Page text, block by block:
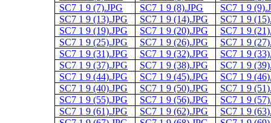
SC7 1 9 (7).JPG
SC7 1 9 (8).JPG
SC7 1 9
SC7 1 9 (13).JPG
SC7 1 9 (14).JPG
SC7 1 9
SC7 1 9 (19).JPG
SC7 1 9 (20).JPG
SC7 1 9
SC7 1 9 (25).JPG
SC7 1 9 (26).JPG
SC7 1 9
SC7 1 9 (31).JPG
SC7 1 9 (32).JPG
SC7 1 9
SC7 1 9 (37).JPG
SC7 1 9 (38).JPG
SC7 1 9
SC7 1 9 (44).JPG
SC7 1 9 (45).JPG
SC7 1 9
SC7 1 9 (40).JPG
SC7 1 9 (50).JPG
SC7 1 9
SC7 1 9 (55).JPG
SC7 1 9 (56).JPG
SC7 1 9
SC7 1 9 (61).JPG
SC7 1 9 (62).JPG
SC7 1 9